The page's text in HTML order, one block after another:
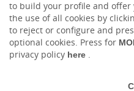
to build your profile and offer
the use of all cookies by
to reject or configure and
optional cookies. Press for
privacy policy here .